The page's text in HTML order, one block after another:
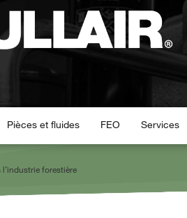
Pièces et fluides FEO Services
l’industrie forestière